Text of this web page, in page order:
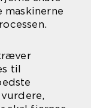
maskinerne
til